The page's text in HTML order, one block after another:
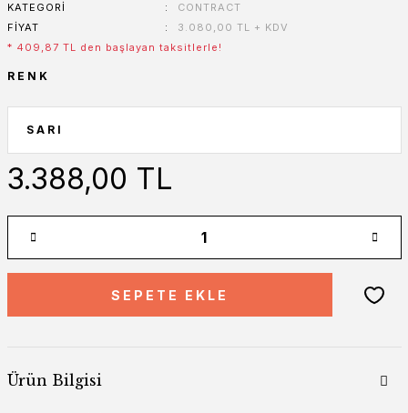
KATEGORI
CONTRACT
FIYAT
3.080,00 TL + KDV
* 409,87 TL den başlayan taksitlerle!
RENK
3.388,00 TL
SEPETE EKLE
Ürün Bilgisi